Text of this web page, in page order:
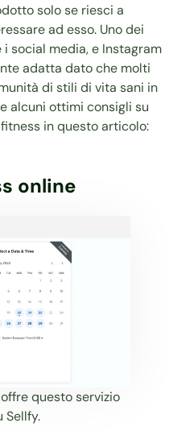
solo se riesci a
ad esso. Uno dei
social media, e Instagram
adatta dato che molti
di stili di vita sani in
alcuni ottimi consigli su
in questo articolo:
online
offre questo servizio
Sellfy.